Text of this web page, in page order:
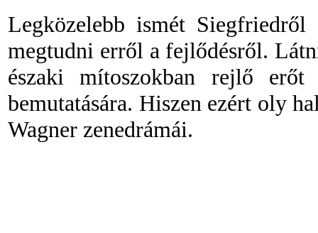
Legközelebb ismét
megtudni erről a fejlődésről.
északi mítoszokban rejlő erőt
bemutatására. Hiszen ezért oly
Wagner zenedrámái.